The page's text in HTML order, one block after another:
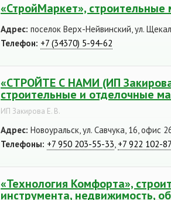
«СтройМаркет», строительные
Адрес: поселок Верх-Нейвинский, ул.
Телефон: +7 (34370) 5-94-62
«СТРОЙТЕ С НАМИ (ИП Закирова
строительные и отделочные
ИП Закирова Е. В.
Адрес: Новоуральск, ул. Савчука, 16, офис
Телефоны: +7 950 203-55-33, +7 922 102-
«Технология Комфорта»,
инструмента, недвижимость,